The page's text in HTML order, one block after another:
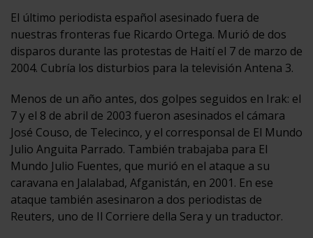
El último periodista español asesinado fuera de
nuestras fronteras fue Ricardo Ortega. Murió de dos
disparos durante las protestas de Haití el 7 de marzo de
2004. Cubría los disturbios para la televisión Antena 3.
Menos de un año antes, dos golpes seguidos en Irak: el
7 y el 8 de abril de 2003 fueron asesinados el cámara
José Couso, de Telecinco, y el corresponsal de El Mundo
Julio Anguita Parrado. También trabajaba para El
Mundo Julio Fuentes, que murió en el ataque a su
caravana en Jalalabad, Afganistán, en 2001. En ese
ataque también asesinaron a dos periodistas de
Reuters, uno de Il Corriere della Sera y un traductor.